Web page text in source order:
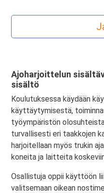
Ajoharjoittelun
sisältö
Koulutuksessa käydään
käyttäytymisestä,
työympäristön
turvallisesti eri taakkojen
harjoitellaan myös trukin
koneita ja laitteita
Osallistuja oppii käyttöön
valitsemaan oikean